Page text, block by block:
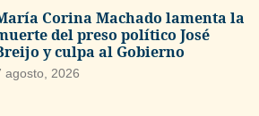
Corina Machado lamenta la
del preso político José
y culpa al Gobierno
agosto, 2026